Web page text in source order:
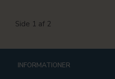
Side 1 af 2
INFORMATIONER